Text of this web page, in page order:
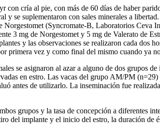
con cría al pie, con más de 60 días de haber
y se suplementaron con sales minerales a
Norgestomet (Syncromate-B, Laboratorios Ceva
3 mg de Norgestomet y 5 mg de Valerato de
y las observaciones se realizaron cada dos
primera vez y como final del mismo cuando ya
se asignaron al azar a alguno de dos grupos
en estro. Las vacas del grupo AM/PM
antes de utilizarlo. La inseminación fue
grupos y la tasa de concepción a diferentes
del implante y el inicio del estro, la duración de